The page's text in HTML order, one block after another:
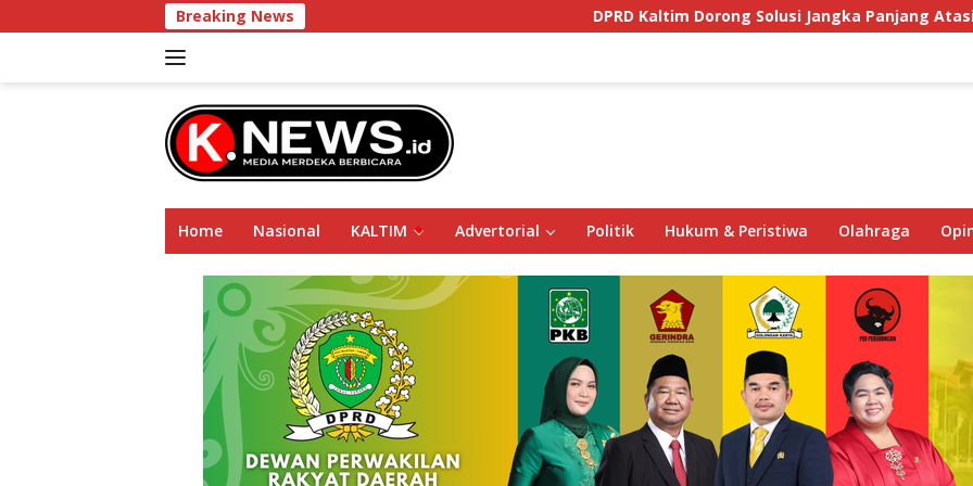
ke
Breaking News DPRD Kaltim Dorong Solusi Jangka Panjang Atasi
Home Nasional KALTIM Advertorial Politik Hukum & Peristiwa Olahraga